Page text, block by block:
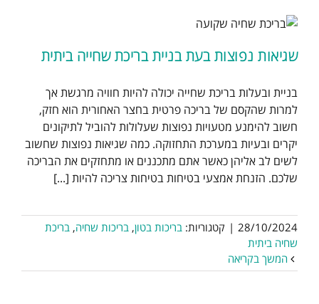
שגיאות נפוצות בעת בניית בריכת שחייה ביתית
בניית ובעלות בריכת שחייה יכולה להיות חוויה מרגשת אך
למרות שהקסם של בריכה פרטית בחצר האחורית הוא חזק,
חשוב להימנע מטעויות נפוצות שעלולות להוביל לתיקונים
יקרים ובעיות במערכת התחזוקה. כמה שגיאות נפוצות שחשוב
לשים לב אליהן כאשר אתם מתכננים או מתחזקים את הבריכה
שלכם. הזנחת אמצעי בטיחות בטיחות צריכה להיות [...]
28/10/2024
| קטגוריות: בריכות בטון, בריכות שחיה, בריכת
שחיה ביתית
המשך בקריאה